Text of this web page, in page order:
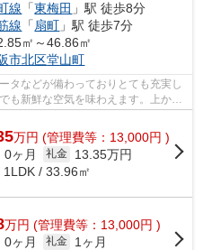
線 「東梅田 」駅 徒歩8分
線 「扇町 」駅 徒歩7分
㎡～46.86㎡
市北区堂山町
タなどが備わっておりとても充実し
も新鮮な空気を味わえます。上から
万円 (管理費等：13,000円 )
0ヶ月 礼金
13.35万円
1LDK / 33.96㎡
万円 (管理費等：13,000円 )
0ヶ月 礼金
1ヶ月